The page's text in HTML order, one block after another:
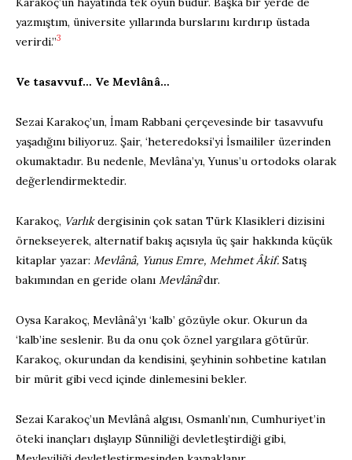
yazmıştım, üniversite yıllarında burslarını kırdırıp üstada
verirdi.”3
Ve tasavvuf… Ve Mevlânâ…
Sezai Karakoç’un, İmam Rabbani çerçevesinde bir tasavvufu
yaşadığını biliyoruz. Şair, ‘heteredoksi’yi İsmaililer üzerinden
okumaktadır. Bu nedenle, Mevlâna’yı, Yunus’u ortodoks olarak
değerlendirmektedir.
Karakoç, Varlıkdergisinin çok satan Türk Klasikleri dizisini
örnekseyerek, alternatif bakış açısıyla üç şair hakkında küçük
kitaplar yazar: Mevlânâ, Yunus Emre, Mehmet Âkif. Satış
bakımından en geride olanı Mevlânâ’dır.
Oysa Karakoç, Mevlânâ’yı ‘kalb’ gözüyle okur. Okurun da
‘kalb’ine seslenir. Bu da onu çok öznel yargılara götürür.
Karakoç, okurundan da kendisini, şeyhinin sohbetine katılan
bir mürit gibi vecd içinde dinlemesini bekler.
Sezai Karakoç’un Mevlânâ algısı, Osmanlı’nın, Cumhuriyet’in
öteki inançları dışlayıp Sünniliği devletleştirdiği gibi,